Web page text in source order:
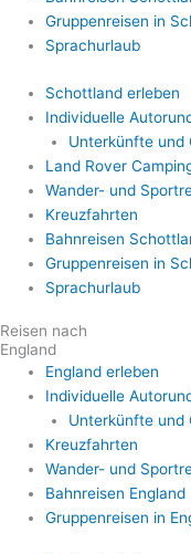
Gruppenreisen in
Sprachurlaub
Schottland erleben
Individuelle
Unterkünfte und
Land Rover
Wander- und
Kreuzfahrten
Bahnreisen
Gruppenreisen in
Sprachurlaub
Reisen nach
England
England erleben
Individuelle
Unterkünfte und
Kreuzfahrten
Wander- und
Bahnreisen England
Gruppenreisen in